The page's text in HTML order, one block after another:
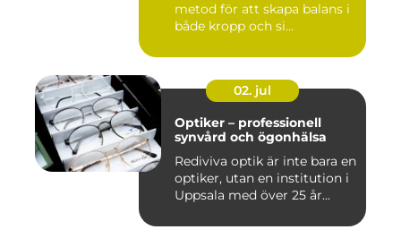
metod för att skapa balans i
både kropp och si...
02. jul
Optiker – professionell
synvård och ögonhälsa
Rediviva optik är inte bara en
optiker, utan en institution i
Uppsala med över 25 år...